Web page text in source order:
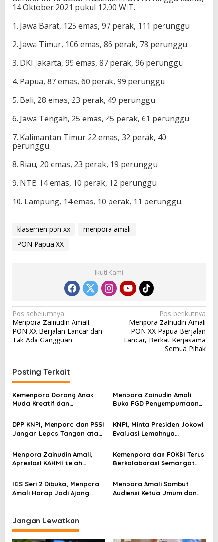
n
d
P
s
s
K
i
a
14 Oktober 2021 pukul 12.00 WIT.
1. Jawa Barat, 125 emas, 97 perak, 111 perunggu
2. Jawa Timur, 106 emas, 86 perak, 78 perunggu
3. DKI Jakarta, 99 emas, 87 perak, 96 perunggu
4. Papua, 87 emas, 60 perak, 99 perunggu
5. Bali, 28 emas, 23 perak, 49 perunggu
6. Jawa Tengah, 25 emas, 45 perak, 61 perunggu
7. Kalimantan Timur 22 emas, 32 perak, 40
perunggu
8. Riau, 20 emas, 23 perak, 19 perunggu
9. NTB 14 emas, 10 perak, 12 perunggu
10. Lampung, 14 emas, 10 perak, 11 perunggu.
klasemen pon xx
menpora amali
PON Papua XX
Ikuti Kami
N
a
v
g
a
s
i
p
o
s
Pos sebelumnya
Menpora Zainudin Amali:
PON XX Berjalan Lancar dan
Tak Ada Gangguan
Pos berikutnya
Menpora Zainudin Amali
PON XX Papua Berjalan
Lancar, Berkat Kerjasama
Semua Pihak
Posting Terkait
Kemenpora Dorong Anak
Muda Kreatif dan
Internasional
Menpora Zainudin Amali
Buka FGD Penyempurnaan
DPP KNPI, Menpora dan PSSI
Jangan Lepas Tangan atas
Ratusan Jiwa
KNPI, Minta Presiden Jokowi
Evaluasi Lemahnya
Menpora Zainudin Amali,
Apresiasi KAHMI telah
Kemenpora dan FOKBI Terus
Berkolaborasi Semangat
IGS Seri 2 Dibuka, Menpora
Amali Harap Jadi Ajang
Menpora Amali Sambut
Audiensi Ketua Umum dan
Jangan Lewatkan